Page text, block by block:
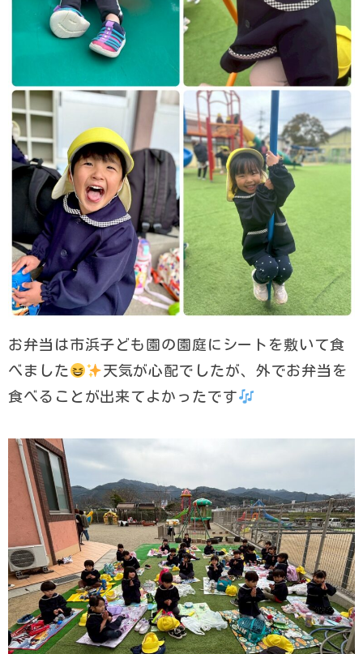
お弁当は市浜子ども園の園庭にシートを敷いて食
べました
天気が心配でしたが、外でお弁当を
食べることが出来てよかったです